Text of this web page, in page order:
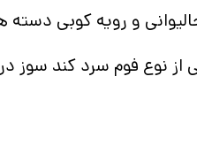
و رویه کوبی دسته
نوع فوم سرد کند سوز